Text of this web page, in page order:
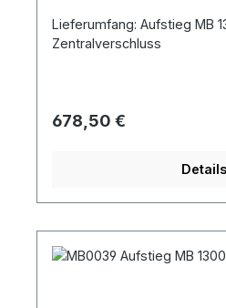
Lieferumfang: Aufstieg MB
Zentralverschluss
Regulärer Preis:
678,50 €
Details